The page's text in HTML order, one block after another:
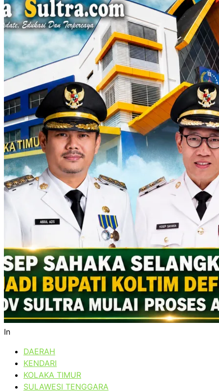
In
DAERAH
KENDARI
KOLAKA TIMUR
SULAWESI TENGGARA